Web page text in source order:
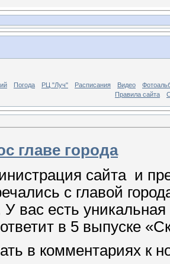
Погода РЦ "Луч" Расписания Видео
Правила сайта
главе города
сайта и
с главой
вас есть
в 5 выпуске
в комментариях к